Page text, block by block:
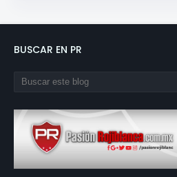
BUSCAR EN PR